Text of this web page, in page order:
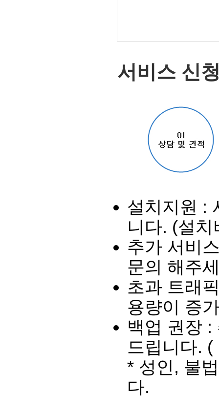
서비스 신
설치지원 :
니다. (설치
추가 서비
문의 해주
초과 트래
용량이 증
백업 권장 :
드립니다.
* 성인, 불
다.